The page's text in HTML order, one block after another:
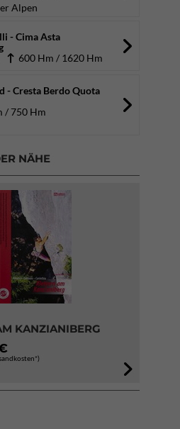
Alpen
- Cima Asta
600 Hm / 1620 Hm
- Cresta Berdo Quota
/ 750 Hm
NÄHE
KANZIANIBERG